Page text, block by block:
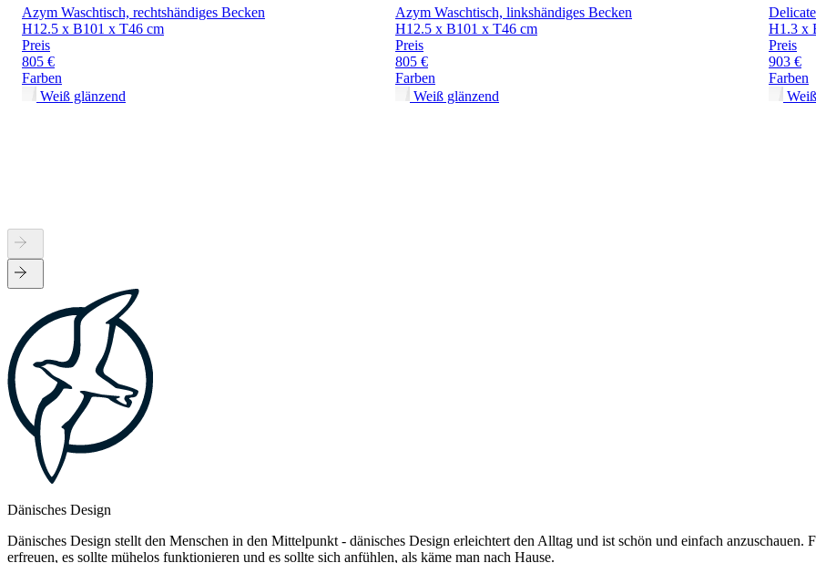
Azym Waschtisch, rechtshändiges Becken
H12.5 x B101 x T46 cm
Preis
805 €
Farben
Weiß glänzend
Azym Waschtisch, linkshändiges Becken
H12.5 x B101 x T46 cm
Preis
805 €
Farben
Weiß glänzend
H1.3 x
Preis
903 €
Farben
Dänisches Design
Dänisches Design stellt den Menschen in den Mittelpunkt - dänisches Design erleichtert den Alltag und ist schön und einfach anzuschauen.
erfreuen, es sollte mühelos funktionieren und es sollte sich anfühlen, als käme man nach Hause.